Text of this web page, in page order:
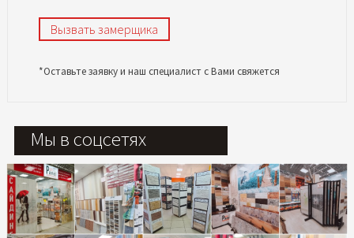
Вызвать замерщика
*Оставьте заявку и наш специалист с Вами свяжется
Мы в соцсетях